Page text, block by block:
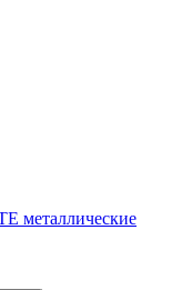
металлические